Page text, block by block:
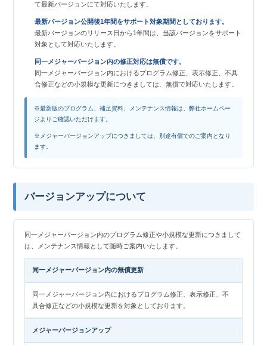
て最新バージョンにて対応いたします。
最新バージョン公開後1年間をサポート対象期間としております。
最新バージョンのリリース日から1年間は、当該バージョンをサポート
対象として対応いたします。
同一メジャーバージョン内の修正対応は無償です。
同一メジャーバージョン内におけるプログラム修正、表示修正、不具
合修正などの小規模な更新につきましては、無償で対応いたします。
※最新版のプログラム、補足資料、メンテナンス情報は、弊社ホームペー
ジよりご確認いただけます。
※メジャーバージョンアップにつきましては、別途有償でのご案内となり
ます。
バージョンアップについて
同一メジャーバージョン内のプログラム修正や小規模な更新につきまして
は、メンテナンス情報として随時ご案内いたします。
同一メジャーバージョン内の無償更新
同一メジャーバージョン内におけるプログラム修正、表示修正、不
具合修正などの小規模な更新を対象としております。
メジャーバージョンアップ